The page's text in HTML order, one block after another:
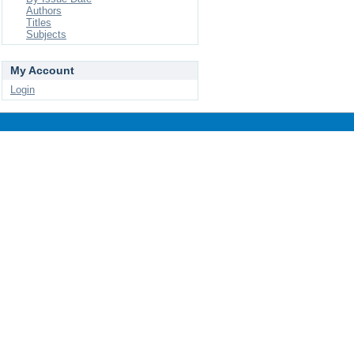
Authors
Titles
Subjects
My Account
Login